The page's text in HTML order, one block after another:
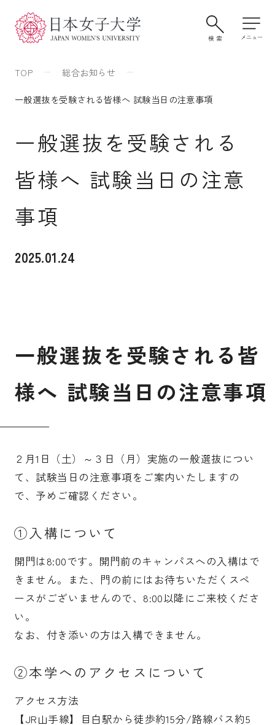
大学案内・学びの特色
学部・大学院
キャンパスライフ
国際交流・留学
研究
通信教育・生涯学習
受験生の皆さま
保護者等の皆さま
在学生の皆さま
卒業生の皆さま
企業の皆さま
附属豊明小学校
TOP 総合お知らせ
一般選抜を受験される皆様へ 試験当日の注意事項
一般選抜を受験される
皆様へ 試験当日の注意
事項
2025.01.24
一般選抜を受験さ れる皆
様へ 試験当 日 の注意事項
２月1日（土）～３日（月）実施の一般選抜につい
て、試験当日の注意事項をご案内いたしますの
で、予めご確認ください。
①入構について
開門は8:00です。開門前のキャンパスへの入構はで
きません。また、門の前にはお待ちいただくスペ
ースがございませんので、8:00以降にご来校くださ
い。
なお、付き添いの方は入構できません。
②本学へのアクセスについて
アクセス方法
【JR山手線】目白駅から徒歩約15分/路線バス約5